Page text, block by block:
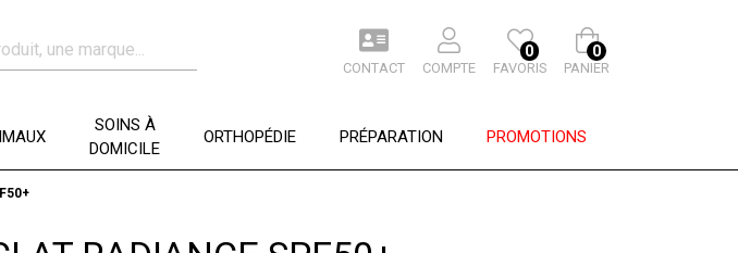
CONTACT COMPTE FAVORIS
0
PANIER
0
SOINS À
DOMICILE
ORTHOPÉDIE PRÉPARATION PROMOTIONS